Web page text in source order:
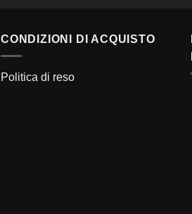
CONDIZIONI DI ACQUISTO
Politica di reso